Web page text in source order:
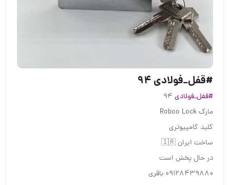
#قفل_فولادی 94
#قفل_فولادی
مارک Roboo Lock
کلید کامپیوتری
ساخت ایران 🇮🇷
در حال پخش است
09128439880 باقری